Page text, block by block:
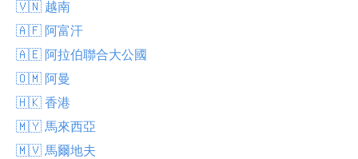
🇻🇳 越南
🇦🇫 阿富汗
🇦🇪 阿拉伯聯合大公國
🇴🇲 阿曼
🇭🇰 香港
🇲🇾 馬來西亞
🇲🇻 馬爾地夫